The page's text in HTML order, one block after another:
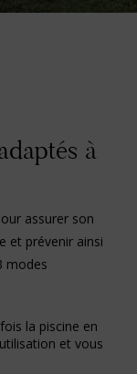
à
assurer son
et prévenir ainsi
modes
la piscine en
et vous